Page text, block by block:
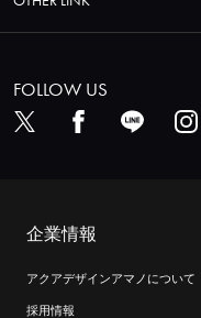
FOLLOW US
企業情報
アクアデザインアマノについて
採用情報